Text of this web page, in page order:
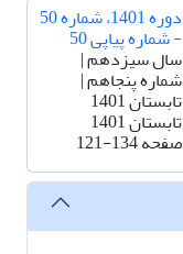
دوره 1401، شماره 50
- شماره پیاپی 50
سال سیزدهم |
شماره پنجاهم |
تابستان 1401
تابستان 1401
صفحه121-134